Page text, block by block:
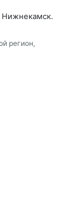
Нижнекамск.
регион,